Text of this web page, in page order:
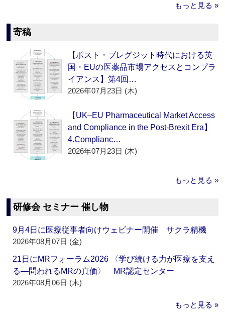
もっと見る »
寄稿
【ポスト・ブレグジット時代における英
国・EUの医薬品市場アクセスとコンプラ
イアンス】第4回…
2026年07月23日 (木)
【UK–EU Pharmaceutical Market Access
and Compliance in the Post-Brexit Era】
4.Complianc…
2026年07月23日 (木)
もっと見る »
研修会 セミナー 催し物
9月4日に医療従事者向けウェビナー開催 サクラ精機
2026年08月07日 (金)
21日にMRフォーラム2026 〈学び続ける力が医療を支え
る―問われるMRの真価〉 MR認定センター
2026年08月06日 (木)
もっと見る »